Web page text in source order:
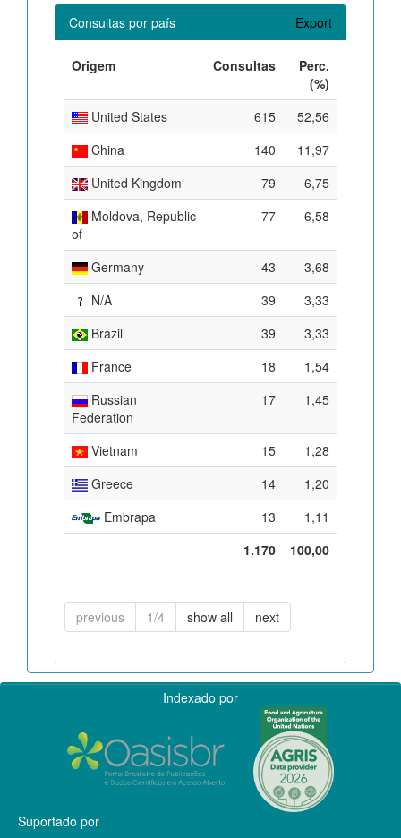
Consultas por país Export
Origem Consultas
Perc.
(%)
United States
615
52,56
China
140
11,97
United Kingdom
79
6,75
Moldova, Republic
of
77 6,58
Germany 43
3,68
N/A
39
3,33
Brazil
39
3,33
France
18
1,54
Russian
Federation
17 1,45
Vietnam 15
1,28
Greece
14
1,20
Embrapa
13
1,11
1.170
100,00
previous 1/4 show all next
Indexado por
Suportado por